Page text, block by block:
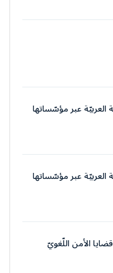
العربيّة عبر مؤسّساتها
العربيّة عبر مؤسّساتها
الأمن اللّغويّ